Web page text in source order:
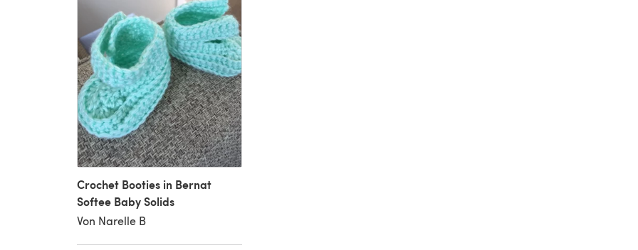
Crochet Booties in Bernat
Softee Baby Solids
Von Narelle B